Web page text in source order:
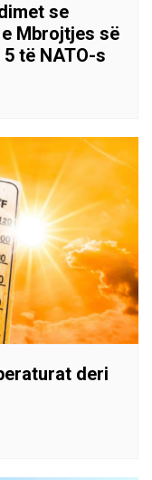
se
Mbrojtjes së
të NATO-s
deri